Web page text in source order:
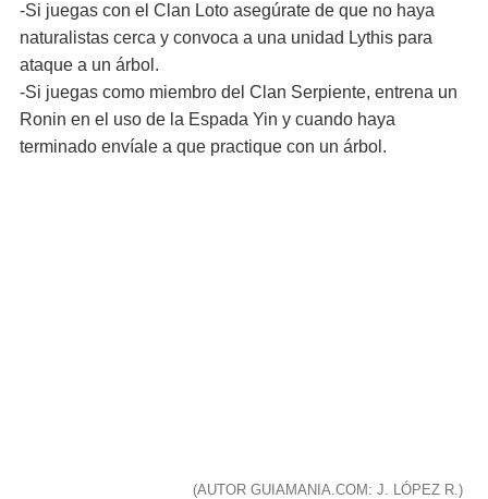
-Si juegas con el Clan Loto asegúrate de que no haya
naturalistas cerca y convoca a una unidad Lythis para
ataque a un árbol.
-Si juegas como miembro del Clan Serpiente, entrena un
Ronin en el uso de la Espada Yin y cuando haya
terminado envíale a que practique con un árbol.
(AUTOR GUIAMANIA.COM: J. LÓPEZ R.)